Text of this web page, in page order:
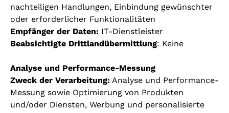
nachteiligen Handlungen, Einbindung gewünschter
oder erforderlicher Funktionalitäten
Empfänger der Daten: IT-Dienstleister
Beabsichtigte Drittlandübermittlung: Keine
Analyse und Performance-Messung
Zweck der Verarbeitung: Analyse und Performance-
Messung sowie Optimierung von Produkten
und/oder Diensten, Werbung und personalisierte